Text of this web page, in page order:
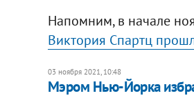
Напомним, в начале
Виктория Спартц
03 ноября 2021, 10:48
Мэром Нью-Йорка